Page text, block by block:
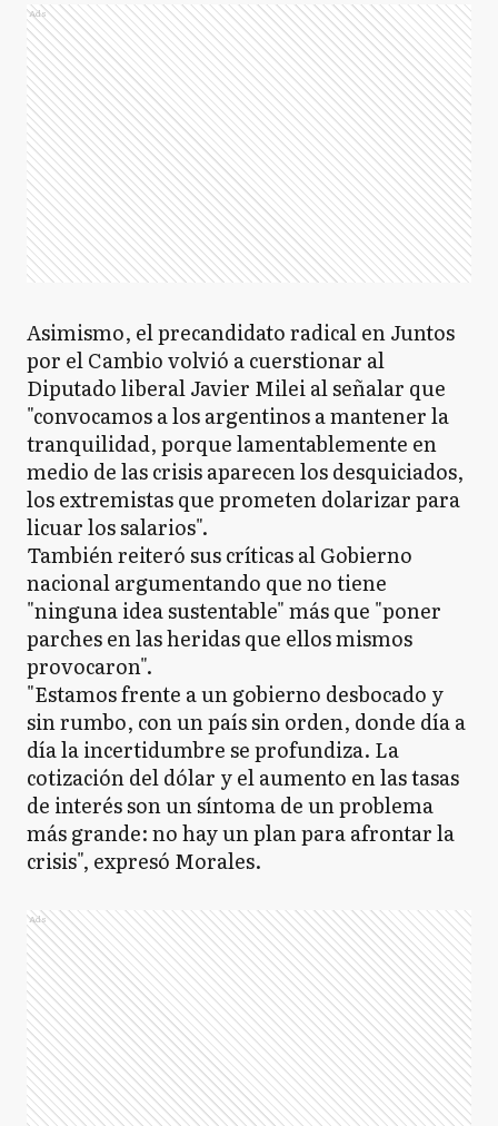
Ads
Asimismo, el precandidato radical en Juntos
por el Cambio volvió a cuerstionar al
Diputado liberal Javier Milei al señalar que
"convocamos a los argentinos a mantener la
tranquilidad, porque lamentablemente en
medio de las crisis aparecen los desquiciados,
los extremistas que prometen dolarizar para
licuar los salarios".
También reiteró sus críticas al Gobierno
nacional argumentando que no tiene
"ninguna idea sustentable" más que "poner
parches en las heridas que ellos mismos
provocaron".
"Estamos frente a un gobierno desbocado y
sin rumbo, con un país sin orden, donde día a
día la incertidumbre se profundiza. La
cotización del dólar y el aumento en las tasas
de interés son un síntoma de un problema
más grande: no hay un plan para afrontar la
crisis", expresó Morales.
Ads